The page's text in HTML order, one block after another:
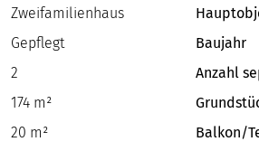
Zweifamilienhaus
Gepflegt Baujahr
2 Anzahl
174 m²
20 m² Balkon/